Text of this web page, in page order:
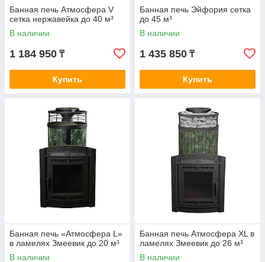
Банная печь Атмосфера V
сетка нержавейка до 40 м³
В наличии
1 184 950 ₸
Купить
Банная печь Эйфория сетка
до 45 м³
В наличии
1 435 850 ₸
Купить
Банная печь «Атмосфера L»
в ламелях Змеевик до 20 м³
В наличии
Банная печь Атмосфера XL в
ламелях Змеевик до 26 м³
В наличии